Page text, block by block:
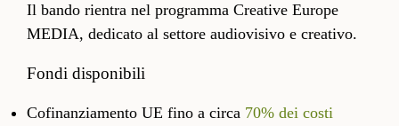
Il bando rientra nel programma Creative Europe
MEDIA, dedicato al settore audiovisivo e creativo.
Fondi disponibili
Cofinanziamento UE fino a circa 70% dei costi